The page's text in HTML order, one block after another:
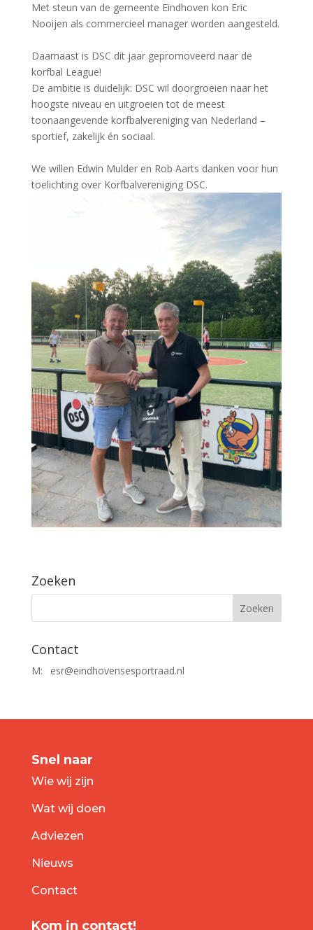
Met steun van de gemeente Eindhoven kon Eric
Nooijen als commercieel manager worden aangesteld.
Daarnaast is DSC dit jaar gepromoveerd naar de
korfbal League!
De ambitie is duidelijk: DSC wil doorgroeien naar het
hoogste niveau en uitgroeien tot de meest
toonaangevende korfbalvereniging van Nederland –
sportief, zakelijk én sociaal.
We willen Edwin Mulder en Rob Aarts danken voor hun
toelichting over Korfbalvereniging DSC.
Zoeken
Contact
M: esr@eindhovensesportraad.nl
Snel naar
Wie wij zijn
Wat wij doen
Adviezen
Nieuws
Contact
Kom in contact!